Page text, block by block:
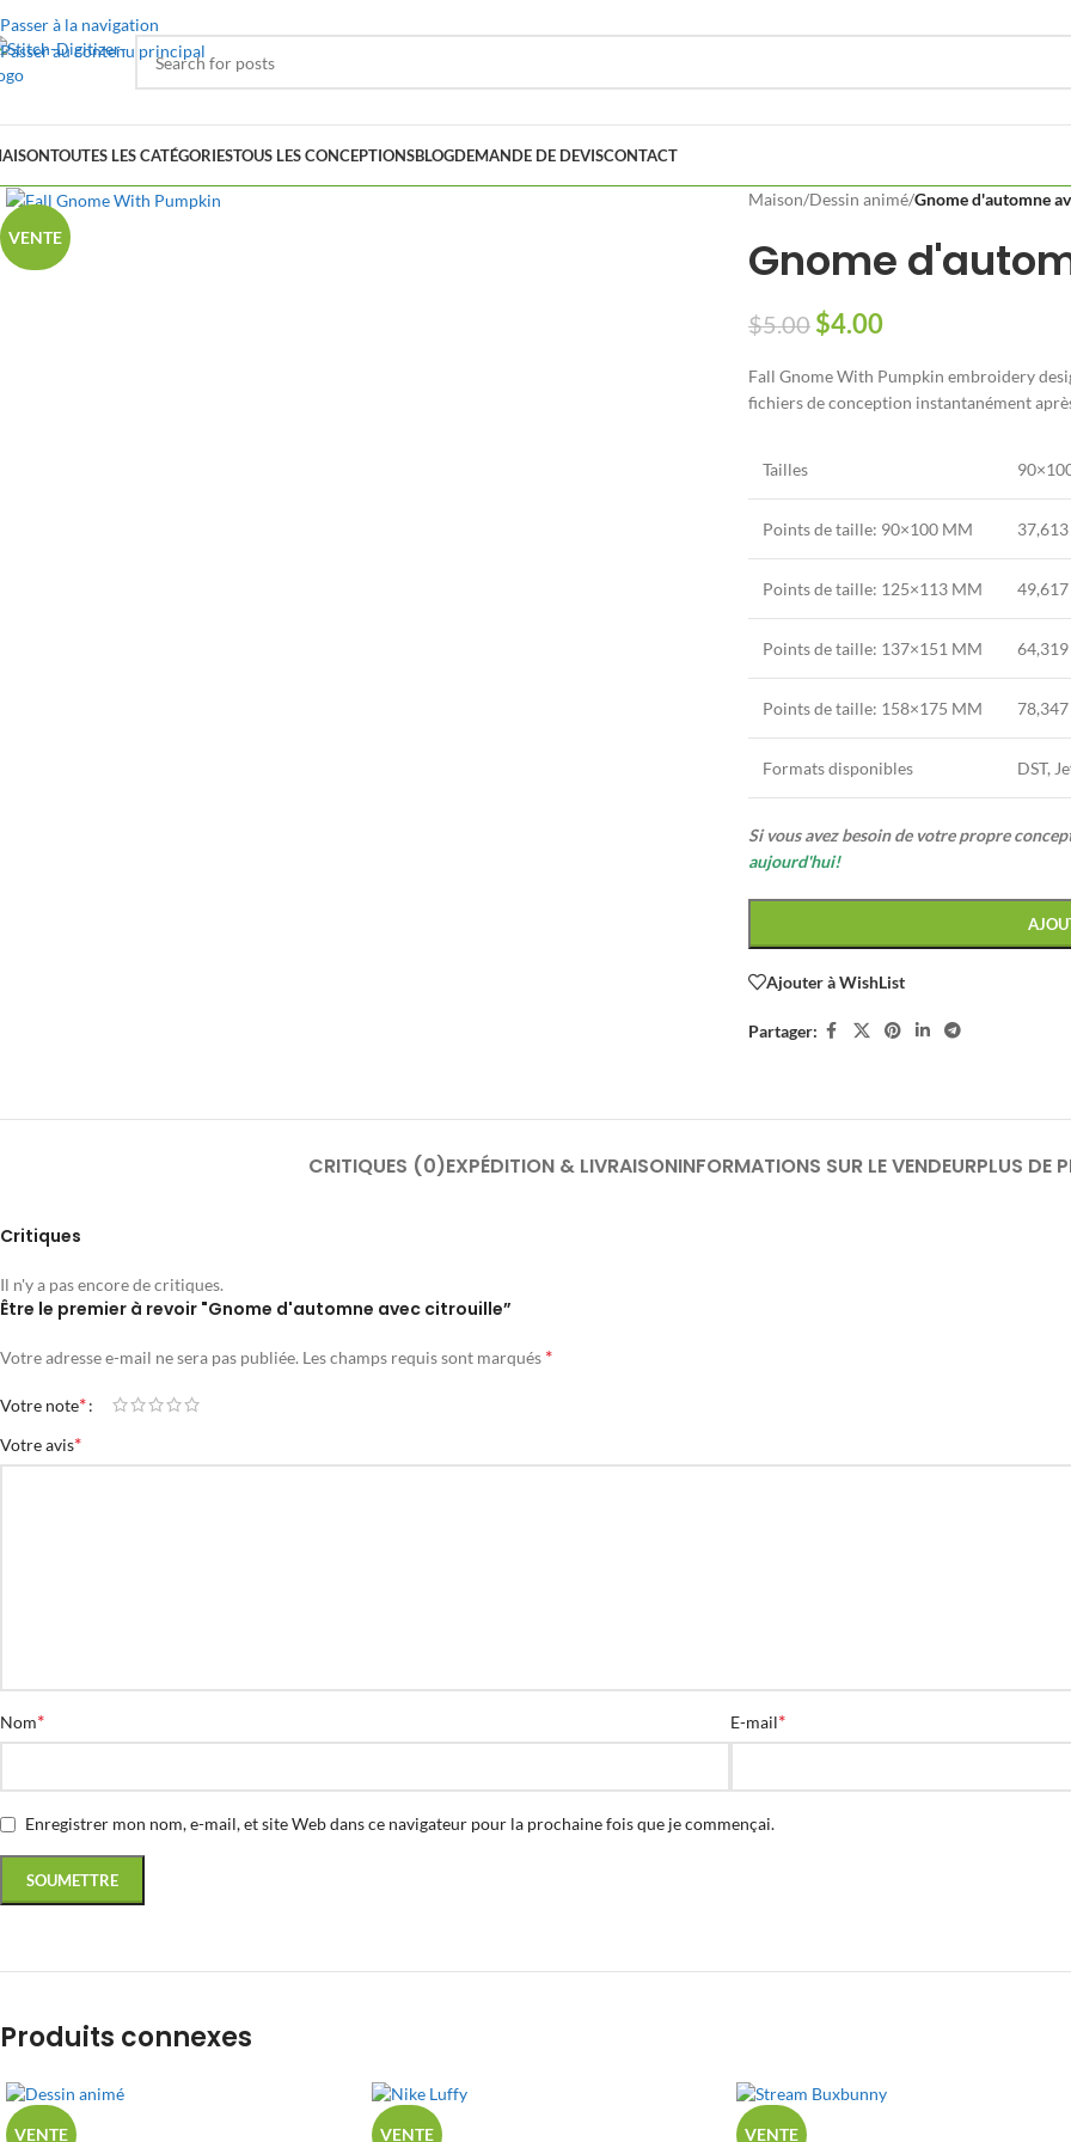
Passer à la navigation
Passer au contenu principal
TOUTES LES CATÉGORIESTOUS LES CONCEPTIONSBLOGDEMANDE DE DEVISCONTACT
VENTE
Maison/Dessin animé/Gnome d'automne
Gnome
$5.00 $4.00
Fall Gnome With Pumpkin embroidery
fichiers de conception instantanément
Tailles
Points de taille: 90×100 MM 37,613
Points de taille: 125×113 MM 49,617
Points de taille: 137×151 MM 64,319
Points de taille: 158×175 MM 78,347
Formats disponibles DST,
Si vous avez besoin de votre propre
aujourd'hui!
Ajouter à WishList
Partager:
CRITIQUES (0)EXPÉDITION & LIVRAISONINFORMATIONS SUR LE VENDEURPLUS DE
Critiques
Il n'y a pas encore de critiques.
Être le premier à revoir "Gnome d'automne avec citrouille”
Votre adresse e-mail ne sera pas publiée. Les champs requis sont marqués *
Votre note*
Votre avis*
Nom* E-mail*
Enregistrer mon nom, e-mail, et site Web dans ce navigateur pour la prochaine fois que je commençai.
Produits connexes
VENTE VENTE VENTE